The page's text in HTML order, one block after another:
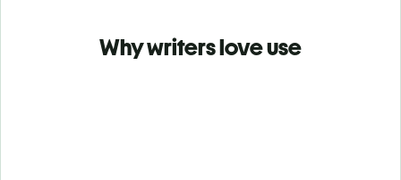
Why writers love use